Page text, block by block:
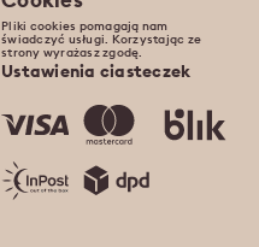
Pliki cookies pomagają nam
świadczyć usługi. Korzystając ze
strony wyrażasz zgodę.
Ustawienia ciasteczek